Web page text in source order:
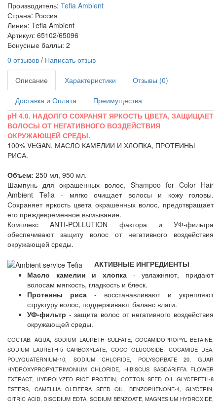
Производитель: Tefia Ambient
Страна: Россия
Линия: Tefia Ambient
Артикул: 65102/65096
Бонусные баллы: 2
0 отзывов / Написать отзыв
Описание Характеристики Отзывы (0)
Доставка и Оплата
Преимущества
pH 4.0. НАДОЛГО СОХРАНЯТ ЯРКОСТЬ ЦВЕТА, ЗАЩИЩАЕТ
ВОЛОСЫ ОТ НЕГАТИВНОГО ВОЗДЕЙСТВИЯ
ОКРУЖАЮЩЕЙ СРЕДЫ.
100% VEGAN, МАСЛО КАМЕЛИИ И ХЛОПКА, ПРОТЕИНЫ
РИСА.
Объем: 250 мл, 950 мл.
Шампунь для окрашенных волос, Shampoo for Color Hair
Ambient Tefia - мягко очищает волосы и кожу головы.
Сохраняет яркость цвета окрашенных волос, предотвращает
его преждевременное вымывание.
Комплекс ANTI-POLLUTION фактора и УФ-фильтра
обеспечивают защиту волос от негативного воздействия
окружающей среды.
АКТИВНЫЕ ИНГРЕДИЕНТЫ
Масло камелии и хлопка - увлажняют, придают
волосам мягкость, гладкость и блеск.
Протеины риса - восстанавливают и укрепляют
структуру волос, поддерживают баланс влаги.
УФ-фильтр - защита волос от негативного воздействия
окружающей среды.
СОСТАВ: AQUA, SODIUM LAURETH SULFATE, COCAMIDOPROPYL BETAINE,
SODIUM LAURETH-5 CARBOXYLATE, COCO GLUCOSIDE, COCAMIDE DEA,
POLYQUATERNIUM-10, SODIUM CHLORIDE, POLYSORBATE 20, GUAR
HYDROXYPROPYLTRIMONIUM CHLORIDE, HIBISCUS SABDARIFFA FLOWER
EXTRACT, HYDROLYZED RICE PROTEIN, COTTON SEED OIL GLYCERETH-8
ESTERS, CAMELLIA OLEIFERA SEED OIL, BENZOPHENONE-4, GLYCERIN,
CITRIC ACID, DISODIUM EDTA, SODIUM BENZOATE, MAGNESIUM HYDROXIDE,